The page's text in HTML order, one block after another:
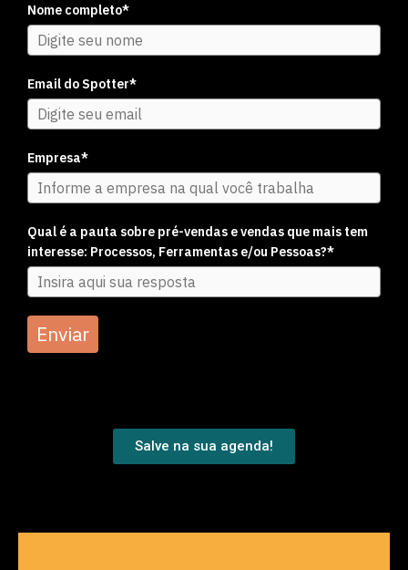
Nome completo*
Email do Spotter*
Empresa*
Qual é a pauta sobre pré-vendas e vendas que mais tem
interesse: Processos, Ferramentas e/ou Pessoas?*
Enviar
Salve na sua agenda!